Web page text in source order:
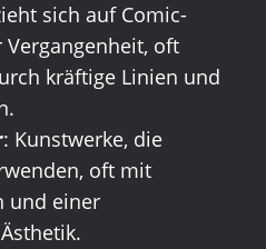
sich auf Comic-
oft
kräftige Linien und
: Kunstwerke, die
oft mit
und einer